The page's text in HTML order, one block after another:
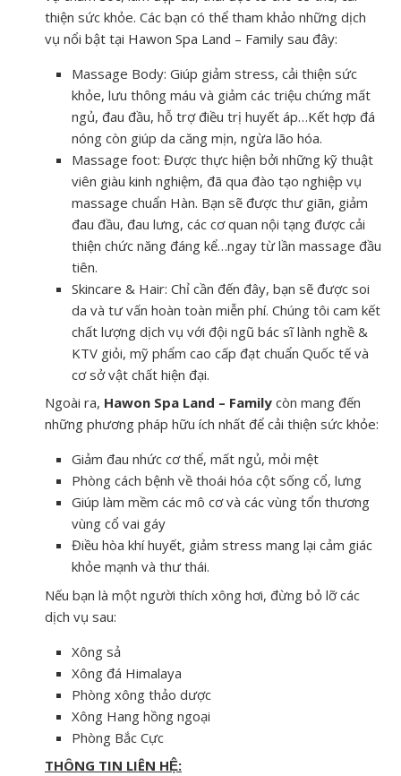
thiện sức khỏe. Các bạn có thể tham khảo những dịch
vụ nổi bật tại Hawon Spa Land – Family sau đây:
Massage Body: Giúp giảm stress, cải thiện sức
khỏe, lưu thông máu và giảm các triệu chứng mất
ngủ, đau đầu, hỗ trợ điều trị huyết áp…Kết hợp đá
nóng còn giúp da căng mịn, ngừa lão hóa.
Massage foot: Được thực hiện bởi những kỹ thuật
viên giàu kinh nghiệm, đã qua đào tạo nghiệp vụ
massage chuẩn Hàn. Bạn sẽ được thư giãn, giảm
đau đầu, đau lưng, các cơ quan nội tạng được cải
thiện chức năng đáng kể…ngay từ lần massage đầu
tiên.
Skincare & Hair: Chỉ cần đến đây, bạn sẽ được soi
da và tư vấn hoàn toàn miễn phí. Chúng tôi cam kết
chất lượng dịch vụ với đội ngũ bác sĩ lành nghề &
KTV giỏi, mỹ phẩm cao cấp đạt chuẩn Quốc tế và
cơ sở vật chất hiện đại.
Ngoài ra, Hawon Spa Land – Family còn mang đến
những phương pháp hữu ích nhất để cải thiện sức khỏe:
Giảm đau nhức cơ thể, mất ngủ, mỏi mệt
Phòng cách bệnh về thoái hóa cột sống cổ, lưng
Giúp làm mềm các mô cơ và các vùng tổn thương
vùng cổ vai gáy
Điều hòa khí huyết, giảm stress mang lại cảm giác
khỏe mạnh và thư thái.
Nếu bạn là một người thích xông hơi, đừng bỏ lỡ các
dịch vụ sau:
Xông sả
Xông đá Himalaya
Phòng xông thảo dược
Xông Hang hồng ngoại
Phòng Bắc Cực
THÔNG TIN LIÊN HỆ: